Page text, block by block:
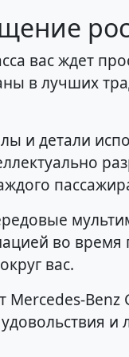
вас ждет
в лучших
и детали
во время
вас.
Mercedes-
и